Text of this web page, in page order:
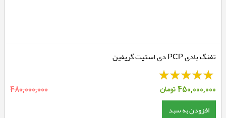
تفنگ بادی PCP دی استیت گریفین
450,000,000تومان 480,000,000
افزودن به سبد